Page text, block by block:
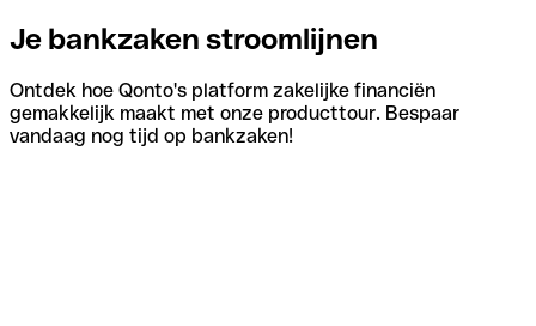
Je bankzaken stroomlijnen
Ontdek hoe Qonto's platform zakelijke financiën
gemakkelijk maakt met onze producttour. Bespaar
vandaag nog tijd op bankzaken!